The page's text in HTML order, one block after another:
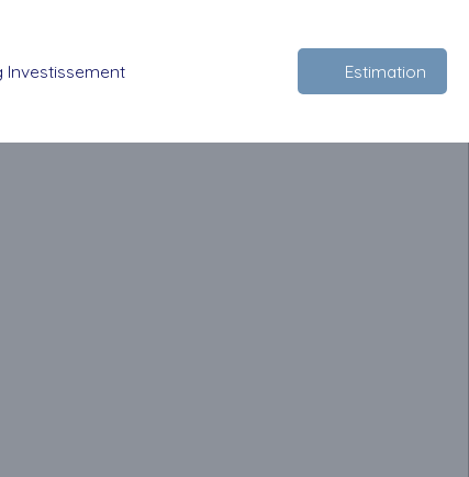
Investissement Estimation